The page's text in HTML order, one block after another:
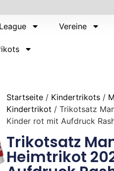
League Vereine
Startseite / Kindertrikots /
Kindertrikot / Trikotsatz
Kinder rot mit Aufdruck
Trikotsatz
Heimtrikot